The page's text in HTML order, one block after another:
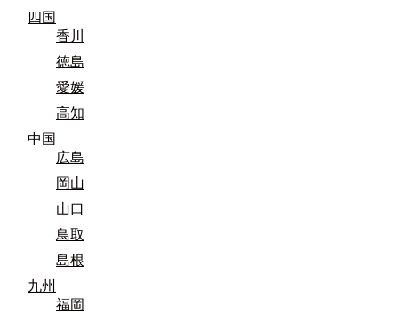
四国
香川
徳島
愛媛
高知
中国
広島
岡山
山口
鳥取
島根
九州
福岡